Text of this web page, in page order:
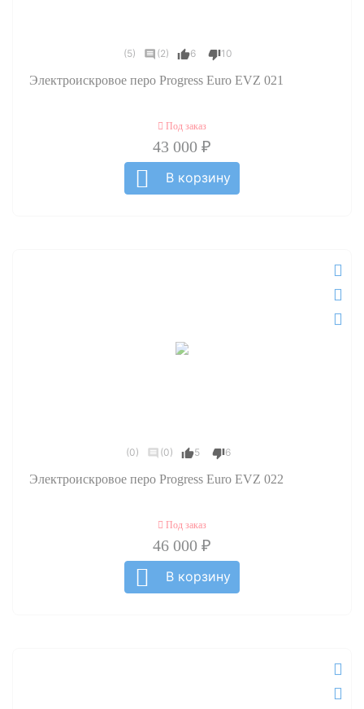
(5) (2) 6 10
Электроискровое перо Progress Euro EVZ 021
Под заказ
43 000 ₽
В корзину
(0) (0) 5 6
Электроискровое перо Progress Euro EVZ 022
Под заказ
46 000 ₽
В корзину